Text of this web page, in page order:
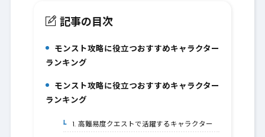
記事の目次
モンスト攻略に役立つおすすめキャラクター
ランキング
モンスト攻略に役立つおすすめキャラクター
ランキング
2-1. 1. 高難易度クエストで活躍するキャラクター